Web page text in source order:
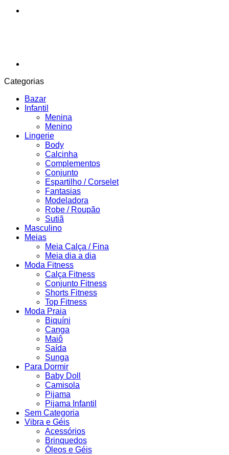
Categorias
Bazar
Infantil
Menina
Menino
Lingerie
Body
Calcinha
Complementos
Conjunto
Espartilho / Corselet
Fantasias
Modeladora
Robe / Roupão
Sutiã
Masculino
Meias
Meia Calça / Fina
Meia dia a dia
Moda Fitness
Calça Fitness
Conjunto Fitness
Shorts Fitness
Top Fitness
Moda Praia
Biquíni
Canga
Maiô
Saída
Sunga
Para Dormir
Baby Doll
Camisola
Pijama
Pijama Infantil
Sem Categoria
Vibra e Géis
Acessórios
Brinquedos
Óleos e Géis